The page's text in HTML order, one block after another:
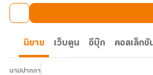
นิยาย เว็บตูน อีบุ๊ก คอลเล็กชั
นามปากกา